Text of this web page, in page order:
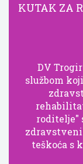
KUTAK ZA
DV
službom
roditelje"
teškoća s